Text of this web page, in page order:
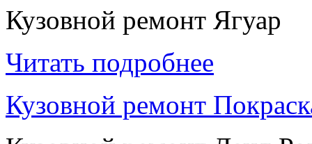
Кузовной ремонт Ягуар
Читать подробнее
Кузовной ремонт